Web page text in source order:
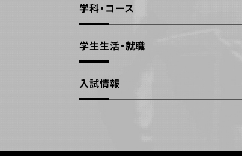
学科・コース
学生生活・就職
入試情報